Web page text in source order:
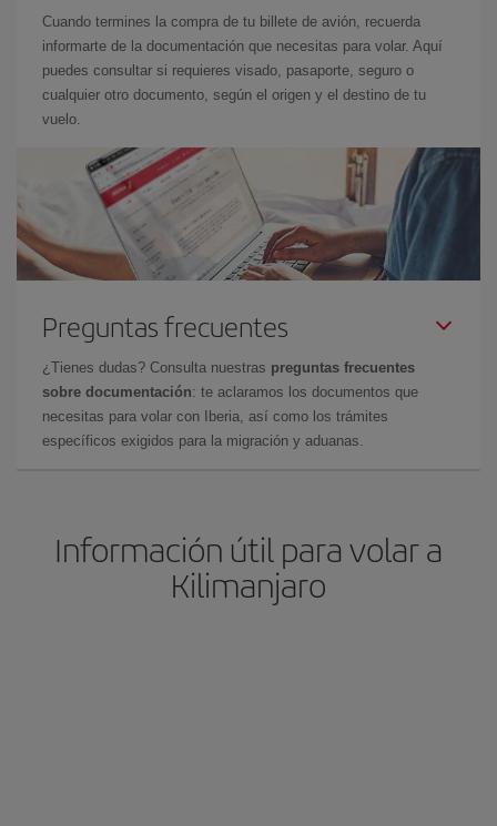
Cuando termines la compra de tu billete de avión, recuerda
informarte de la documentación que necesitas para volar. Aquí
puedes consultar si requieres visado, pasaporte, seguro o
cualquier otro documento, según el origen y el destino de tu
vuelo.
Preguntas frecuentes
¿Tienes dudas? Consulta nuestras preguntas frecuentes
sobre documentación: te aclaramos los documentos que
necesitas para volar con Iberia, así como los trámites
específicos exigidos para la migración y aduanas.
Información útil para volar a
Kilimanjaro